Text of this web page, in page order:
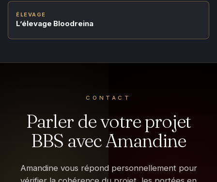
ÉLEVAGE
L’élevage Bloodreina
CONTACT
Parler de votre projet
BBS avec Amandine
Amandine vous répond personnellement pour